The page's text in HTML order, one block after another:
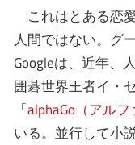
これはとある恋
人間ではない。グ
Googleは、近年、
囲碁世界王者イ・
「alphaGo（アルフ
いる。並行して小